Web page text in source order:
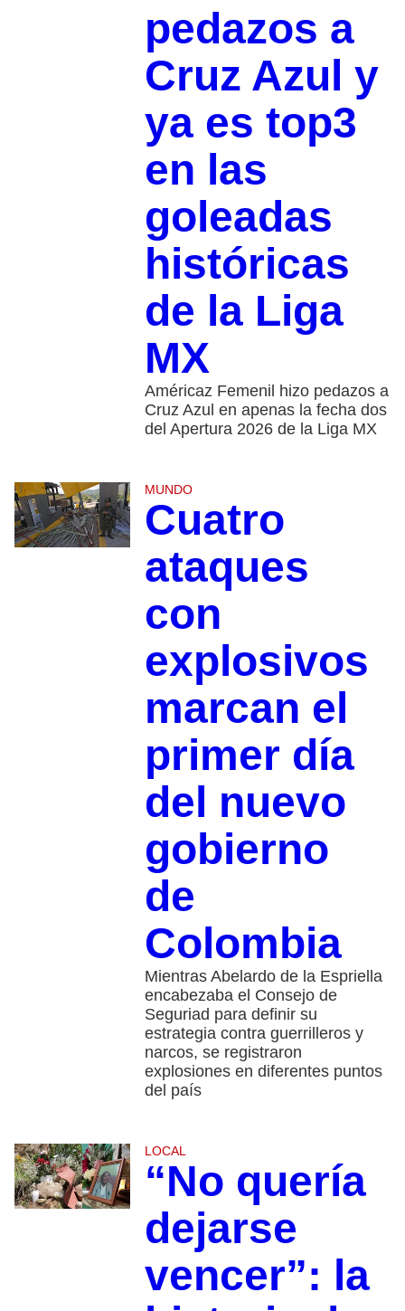
pedazos a
Cruz Azul y
ya es top3
en las
goleadas
históricas
de la Liga
MX
Américaz Femenil hizo pedazos a
Cruz Azul en apenas la fecha dos
del Apertura 2026 de la Liga MX
MUNDO
Cuatro
ataques
con
explosivos
marcan el
primer día
del nuevo
gobierno
de
Colombia
Mientras Abelardo de la Espriella
encabezaba el Consejo de
Seguriad para definir su
estrategia contra guerrilleros y
narcos, se registraron
explosiones en diferentes puntos
del país
LOCAL
“No quería
dejarse
vencer”: la